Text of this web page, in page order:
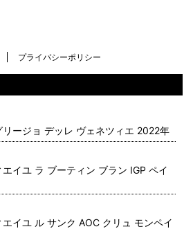
プライバシーポリシー
ージョ デッレ ヴェネツィエ 2022年
イユ ラ ブーティン ブラン IGP ペイ
エイユ ル サンク AOC クリュ モンペイ